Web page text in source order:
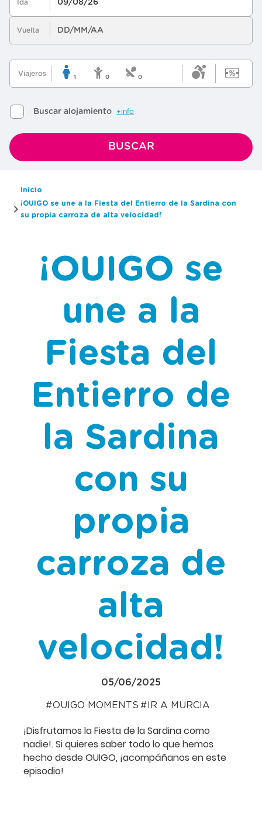
Inicio
¡OUIGO se une a la Fiesta del Entierro de la Sardina con
su propia carroza de alta velocidad!
¡OUIGO se
une a la
Fiesta del
Entierro de
la Sardina
con su
propia
carroza de
alta
velocidad!
05/06/2025
OUIGO MOMENTS IR A MURCIA
¡Disfrutamos la Fiesta de la Sardina como
nadie!. Si quieres saber todo lo que hemos
hecho desde OUIGO, ¡acompáñanos en este
episodio!